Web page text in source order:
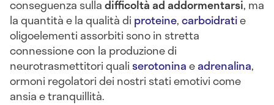
conseguenza sulladifficoltà ad addormentarsi, ma
la quantità e la qualità di proteine,carboidratie
oligoelementi assorbiti sono in stretta
connessione con la produzione di
neurotrasmettitori quali serotoninaeadrenalina,
ormoni regolatori dei nostri stati emotivi come
ansia e tranquillità.